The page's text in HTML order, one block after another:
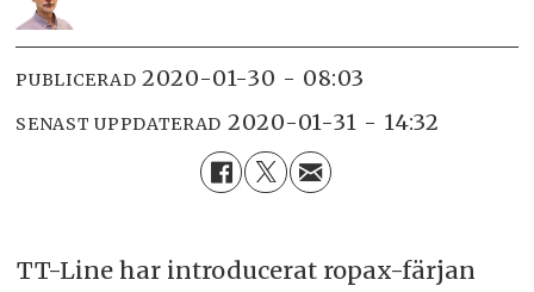
PUBLICERAD 2020-01-30 - 08:03
SENAST UPPDATERAD 2020-01-31 - 14:32
TT-Line har introducerat ropax-färjan